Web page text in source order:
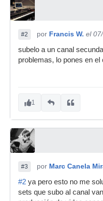
#2 por Francis W. el
subelo a un canal
problemas, lo pones en el
1
#3 por Marc Canela
#2 ya pero esto no me
sets que subo al canal